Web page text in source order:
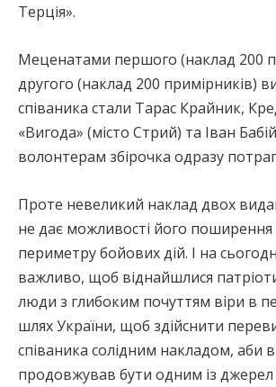
Терція».
Меценатами першого (наклад 200
другого (наклад 200 примірників)
співаника стали Тарас Крайник,
«Вигода» (місто Стрий) та Іван
волонтерам збірочка одразу
Проте невеликий наклад двох
не дає можливості його
периметру бойових дій. І на
важливо, щоб віднайшлися
люди з глибоким почуттям віри в
шлях України, щоб здійснити
співаника солідним накладом, аби
продовжував бути одним із